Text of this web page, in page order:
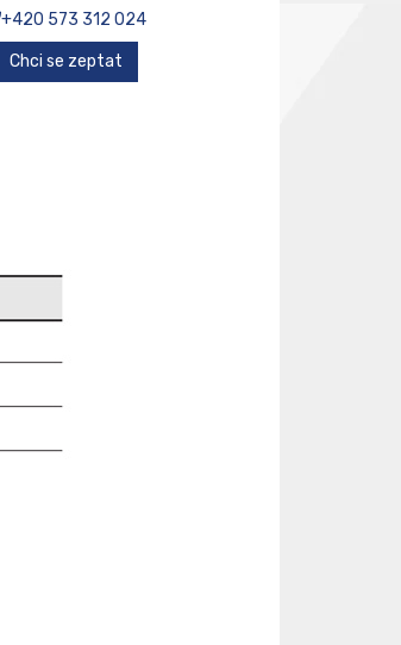
+420 573 312 024
Chci se zeptat